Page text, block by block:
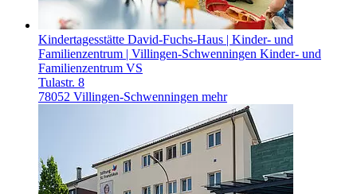
Kindertagesstätte David-Fuchs-Haus | Kinder- und
Familienzentrum | Villingen-Schwenningen Kinder- und
Familienzentrum VS
Tulastr. 8
78052 Villingen-Schwenningen mehr